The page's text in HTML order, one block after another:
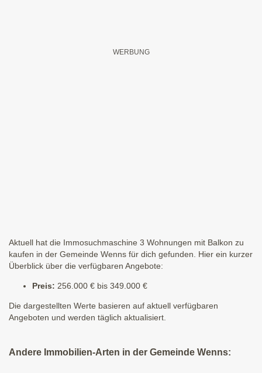
Aktuell hat die Immosuchmaschine 3 Wohnungen mit Balkon zu
kaufen in der Gemeinde Wenns für dich gefunden. Hier ein kurzer
Überblick über die verfügbaren Angebote:
Preis: 256.000 € bis 349.000 €
Die dargestellten Werte basieren auf aktuell verfügbaren
Angeboten und werden täglich aktualisiert.
Andere Immobilien-Arten in der Gemeinde Wenns: